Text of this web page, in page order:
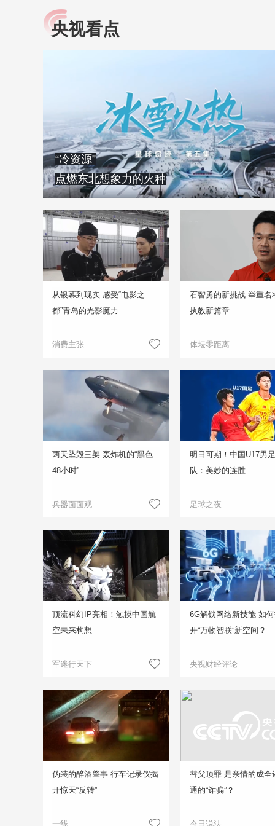
小央视频
央视网原创视频子品牌，
提高全民健康素养水
康》，向所有人分享
知识！
央视看点
“冷资源”
点燃东北想象力的火种
从银幕到现实 感受“电影之
都”青岛的光影魔力
消费主张
石智勇的新挑战 举重名
执教新篇章
体坛零距离
两天坠毁三架 轰炸机的“黑色
48小时”
兵器面面观
明日可期！中国U17男
队：美妙的连胜
足球之夜
顶流科幻IP亮相！触摸中国航
空未来构想
军迷行天下
6G解锁网络新技能 如
开“万物智联”新空间？
央视财经评论
伪装的醉酒肇事 行车记录仪揭
开惊天“反转”
一线
替父顶罪 是亲情的成全
通的“诈骗”？
今日说法